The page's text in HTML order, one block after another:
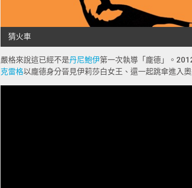
嚴格來說這已經不是丹尼鮑伊第一次執導「龐德」。
克雷格以龐德身分晉見伊莉莎白女王、還一起跳傘進入